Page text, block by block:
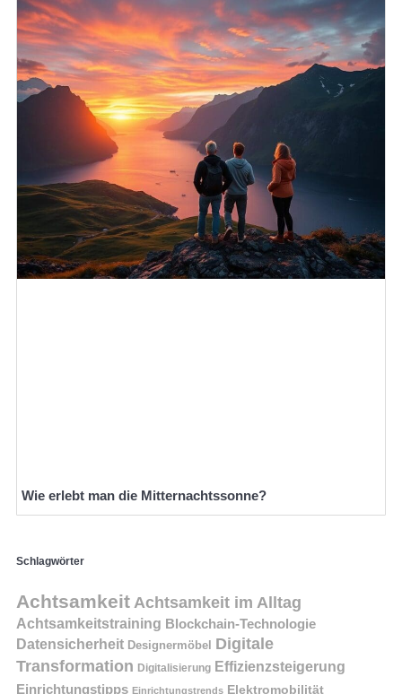
Wie erlebt man die Mitternachtssonne?
Schlagwörter
AchtsamkeitAchtsamkeit im Alltag
Achtsamkeitstraining Blockchain-Technologie
Datensicherheit Designermöbel
Digitale
Transformation Digitalisierung Effizienzsteigerung
Einrichtungstipps Einrichtungstrends Elektromobilität